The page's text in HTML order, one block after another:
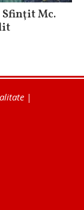
Sfinţit Mc.
|